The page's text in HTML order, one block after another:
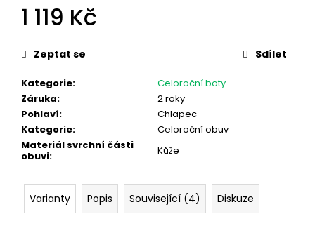
1 119 Kč
Měrná
cena:
Kategorie:
Celoroční boty
Záruka:
2 roky
Pohlaví:
Chlapec
Kategorie:
Celoroční obuv
Materiál svrchní části
obuvi: Kůže
Zeptat se Sdílet
Varianty Popis Související (4) Diskuze